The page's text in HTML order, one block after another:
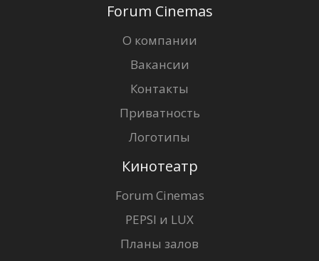
Forum Cinemas
О компании
Вакансии
Контакты
Приватность
Логотипы
Кинотеатр
Forum Cinemas
PEPSI и LUX
Планы залов